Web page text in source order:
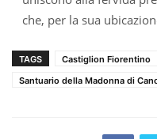
che, per la sua
TAGS Castiglion Fiorentino
Santuario della Madonna di